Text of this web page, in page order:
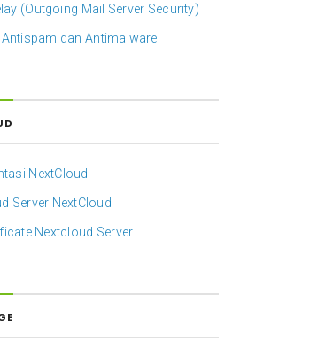
(Outgoing Mail Server Security)
dan Antimalware
NextCloud
Server NextCloud
Nextcloud Server